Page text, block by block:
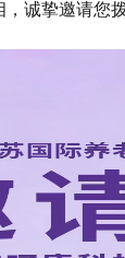
，诚挚邀请您